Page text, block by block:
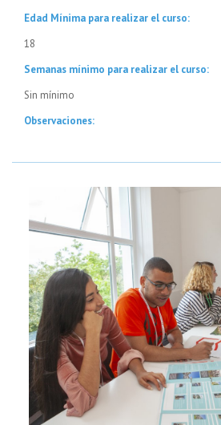
Edad Mínima para realizar el curso:
18
Semanas mínimo para realizar el curso:
Sin mínimo
Observaciones: